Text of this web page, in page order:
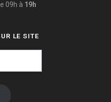
09h à 19h
LE SITE